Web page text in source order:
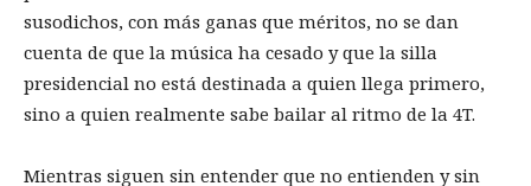
susodichos, con más ganas que méritos, no se dan
cuenta de que la música ha cesado y que la silla
presidencial no está destinada a quien llega primero,
sino a quien realmente sabe bailar al ritmo de la 4T.
Mientras siguen sin entender que no entienden y sin